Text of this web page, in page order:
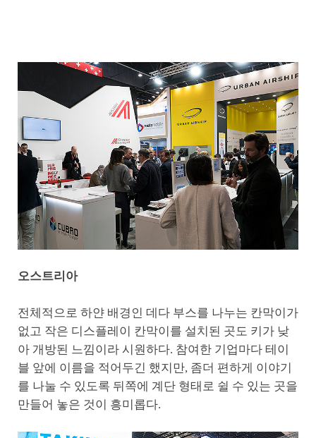
오스트리아
전체적으로 하얀 배경인 데다 부스를 나누는 칸막이가
없고 작은 디스플레이 칸막이를 설치된 곳도 키가 낮
아 개방된 느낌이라 시원하다. 참여한 기업마다 테이
블 앞에 이름을 적어두긴 했지만, 좀더 편하게 이야기
를 나눌 수 있도록 뒤쪽에 계단 형태로 쉴 수 있는 곳을
만들어 놓은 것이 흥미롭다.